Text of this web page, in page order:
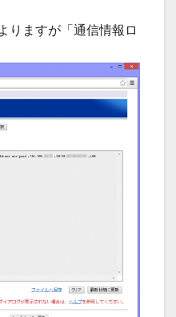
りますが「通信情報ロ